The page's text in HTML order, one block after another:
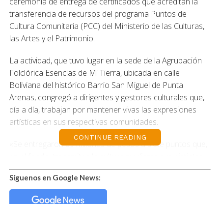
transferencia de recursos del programa Puntos de
Cultura Comunitaria (PCC) del Ministerio de las Culturas,
las Artes y el Patrimonio.
La actividad, que tuvo lugar en la sede de la Agrupación
Folclórica Esencias de Mi Tierra, ubicada en calle
Boliviana del histórico Barrio San Miguel de Punta
Arenas, congregó a dirigentes y gestores culturales que,
día a día, trabajan por mantener vivas las expresiones
artísticas en sus respectivas comunidades.
«Se entregaron 69 millones de pesos a siete puntos que,
expresiones, tanto artísticas como culturales. Tal como lo
dije en la ceremonia, este es el verdadero tejido social
que se construye a través de estas personas, quienes en
CONTINUE READING
Síguenos en Google News: